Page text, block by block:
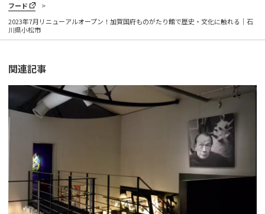
フード
2023年7月リニューアルオープン！加賀国府ものがたり館で歴史・文化に触れる｜石
川県小松市
関連記事